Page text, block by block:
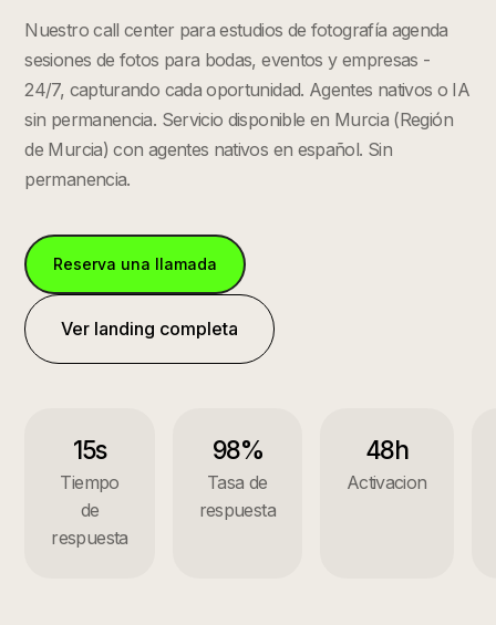
Nuestro call center para estudios de fotografía agenda
sesiones de fotos para bodas, eventos y empresas -
24/7, capturando cada oportunidad. Agentes nativos o IA
sin permanencia. Servicio disponible en Murcia(Región
de Murcia) con agentes nativos en español. Sin
permanencia.
Reserva una llamada
Ver landing completa
15s
Tiempo
de
respuesta
98%
Tasa de
respuesta
48h
Activacion